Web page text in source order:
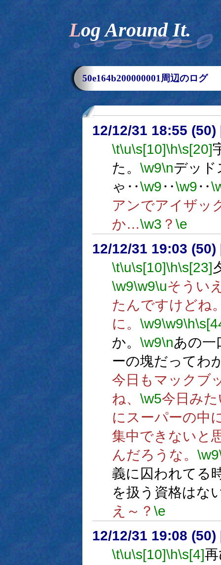
Log Around It.
50e164b200000001周辺のログ
12/12/31 18:55 (50)
\t\u\s[10]\h\s[20]
た。 \w9\nデッド
ゃ‥\w9‥\w9‥
アンでアイザッ
か…\w3 ？ \e
12/12/31 19:03 (50)
\t\u\s[10]\h\s[23]
\w9\w9\uそうい
たんですけどね
に。 \w9\w9\h
か。 \w9\nあの一
ーの塊だってわ
今日もマックブ
ね、 \w5今日み
にスーパーの中
集中できないと
んだろうな。 \w9
義に囚われてる
を扱う資格はな
え～？ \e
12/12/31 19:08 (50)
\t\u\s[10]\h\s[4]